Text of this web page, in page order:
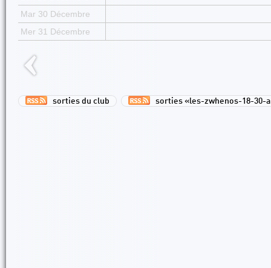
Mar 30 Décembre
Mer 31 Décembre
sorties du club sorties «les-zwhenos-18-30-